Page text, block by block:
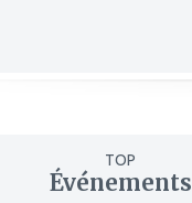
TOP
Événements